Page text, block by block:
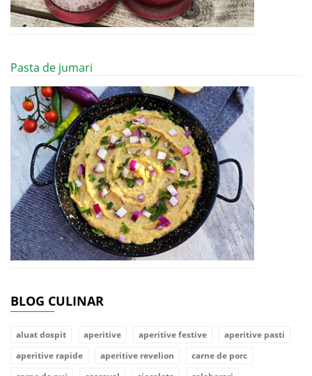
Pasta de jumari
BLOG CULINAR
aluat dospit aperitive aperitive festive
aperitive pasti
aperitive rapide
aperitive revelion
carne de porc